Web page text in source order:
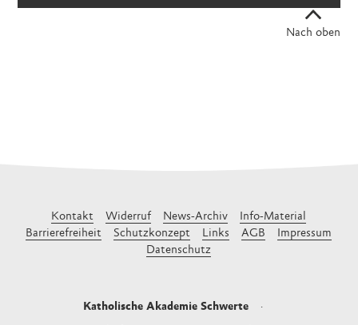
Nach oben
Kontakt Widerruf News-Archiv
Info-Material
Barrierefreiheit
Schutzkonzept Links AGB
Impressum
Datenschutz
Katholische Akademie Schwerte